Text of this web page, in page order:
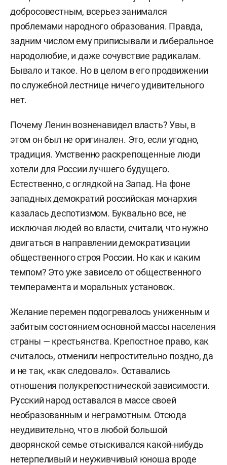
советский историк, доктор исторических наук,
главный научный сотрудник Института
российской истории РАН.
Родился 29 августа 1944 года в Ижевске.
В 1962 году поступил на исторический факультет
МГУ, после окончания которого в 1970-м стал
Служил в армии (1971–1972), работал в
Госкомиздате СССР (1972–1976) в должности
старшего редактора. С 1976 года основное
место работы — Институт истории СССР (ныне
Институт российской истории РАН).
В 1976-м защитил кандидатскую диссертацию
«„Легальный марксизм“ и эволюция буржуазно-
либеральной идеологии в России»; в 1998-м —
докторскую диссертацию «Октябрьская
революция: социокультурное измерение».
1990–2000 — заместитель председателя
научного совета АН СССР (РАН) по истории
революций в России (позднее — научный совет
по истории социальных движений, реформ и
революций; председатель — академикП.В.
Волобуев), а также генеральный секретарь
международной комиссии по истории русской
революции.
С 2000 года некоторое время работал также
главным научным сотрудником Института
русской истории РГГУ.
добросовестным, всерьез занимался
проблемами народного образования. Правда,
задним числом ему приписывали и либеральное
народолюбие, и даже сочувствие радикалам.
Бывало и такое. Но в целом в его продвижении
по служебной лестнице ничего удивительного
нет.
Почему Ленин возненавидел власть? Увы, в
этом он был не оригинален. Это, если угодно,
традиция. Умственно раскрепощенные люди
хотели для России лучшего будущего.
Естественно, с оглядкой на Запад. На фоне
западных демократий российская монархия
казалась деспотизмом. Буквально все, не
исключая людей во власти, считали, что нужно
двигаться в направлении демократизации
общественного строя России. Но как и каким
темпом? Это уже зависело от общественного
темперамента и моральных установок.
Желание перемен подогревалось униженным и
забитым состоянием основной массы населения
страны — крестьянства. Крепостное право, как
считалось, отменили непростительно поздно, да
и не так, «как следовало». Оставались
отношения полукрепостнической зависимости.
Русский народ оставался в массе своей
необразованным и неграмотным. Отсюда
неудивительно, что в любой большой
дворянской семье отыскивался какой-нибудь
нетерпеливый и неуживчивый юноша вроде